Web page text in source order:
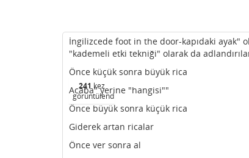
241 kez
görüntülendi
İngilizcede foot in the door-kapıdaki ayak"
"kademeli etki tekniği" olarak da
Önce küçük sonra büyük rica
Acaba" yerine "hangisi""
Önce büyük sonra küçük rica
Giderek artan ricalar
Önce ver sonra al